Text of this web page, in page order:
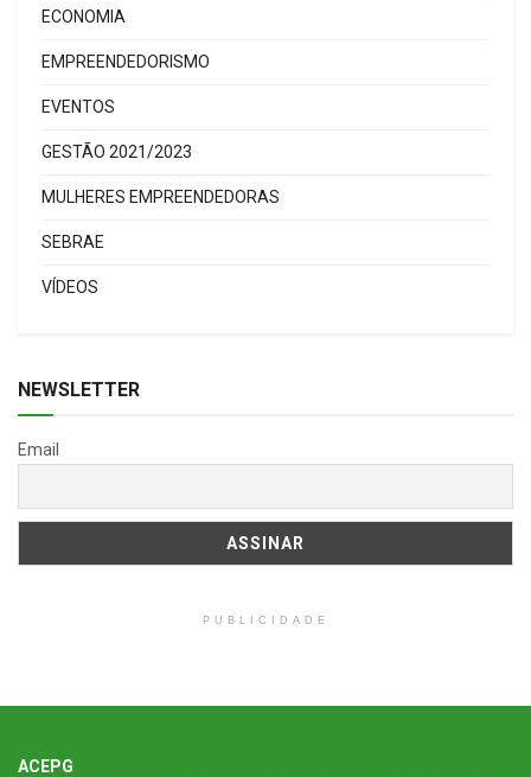
ECONOMIA
EMPREENDEDORISMO
EVENTOS
GESTÃO 2021/2023
MULHERES EMPREENDEDORAS
SEBRAE
VÍDEOS
NEWSLETTER
Email
PUBLICIDADE
ACEPG